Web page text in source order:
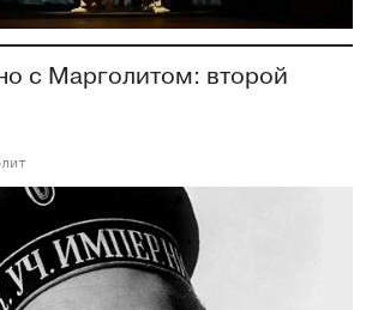
с Марголитом: второй